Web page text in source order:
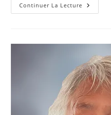
Continuer La Lecture GAGNÉ,
Kim